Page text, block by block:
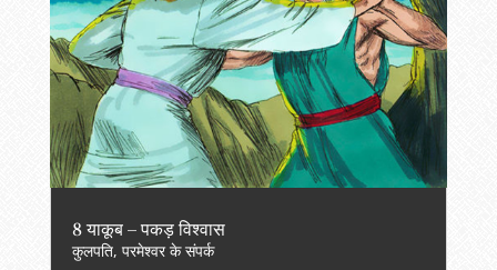
8 याकूब – पकड़ विश्वास
कुलपति, परमेश्वर के संपर्क